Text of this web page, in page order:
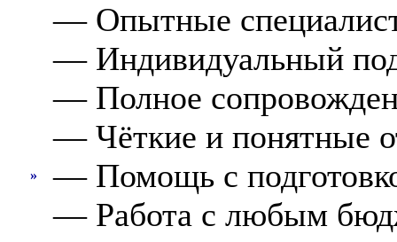
»
— Опытные
— Индивидуальный
— Полное
— Чёткие и понятные
— Помощь с
— Работа с любым